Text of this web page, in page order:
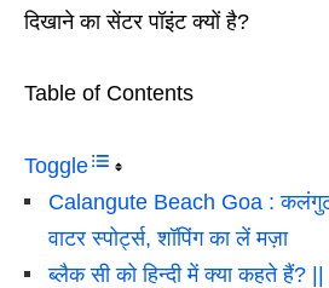
दिखाने का सेंटर पॉइंट क्यों है?
Table of Contents
Toggle
Calangute Beach Goa : कलंगुट
वाटर स्पोर्ट्स, शॉपिंग का लें मज़ा
ब्लैक सी को हिन्दी में क्या कहते हैं?